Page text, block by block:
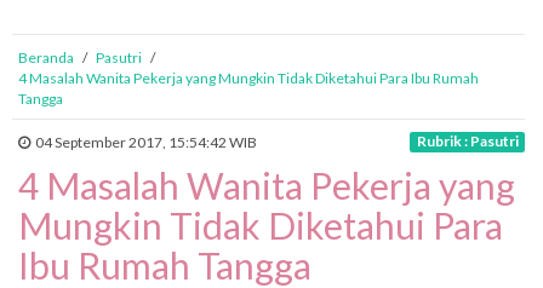
Beranda / Pasutri /
4 Masalah Wanita Pekerja yang Mungkin Tidak Diketahui Para Ibu Rumah
Tangga
04 September 2017, 15:54:42 WIB Rubrik : Pasutri
4 Masalah Wanita Pekerja yang
Mungkin Tidak Diketahui Para
Ibu Rumah Tangga